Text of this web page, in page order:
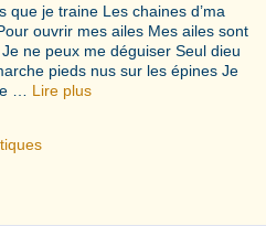
je traine Les chaines d’ma
ouvrir mes ailes Mes ailes sont
ne peux me déguiser Seul dieu
pieds nus sur les épines Je
… Lire plus